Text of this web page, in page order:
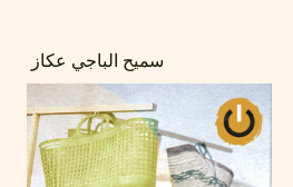
سميح الباجي عكاز